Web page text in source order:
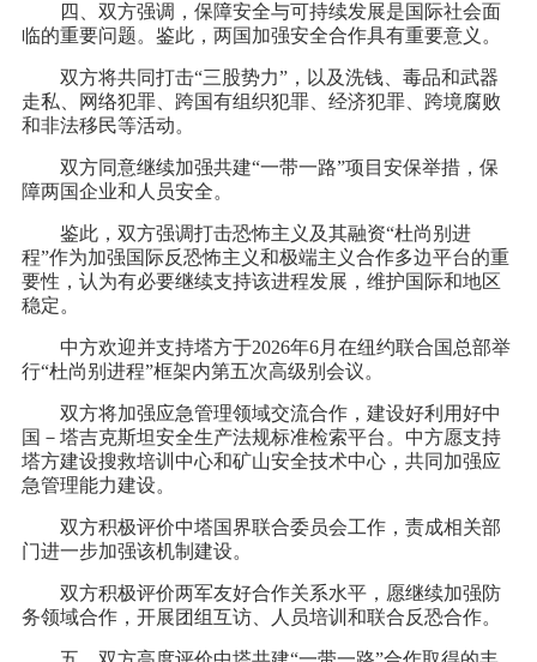
四、双方强调，保障安全与可持续发展是国际社会面
临的重要问题。鉴此，两国加强安全合作具有重要意义。
双方将共同打击“三股势力”，以及洗钱、毒品和武器
走私、网络犯罪、跨国有组织犯罪、经济犯罪、跨境腐败
和非法移民等活动。
双方同意继续加强共建“一带一路”项目安保举措，保
障两国企业和人员安全。
鉴此，双方强调打击恐怖主义及其融资“杜尚别进
程”作为加强国际反恐怖主义和极端主义合作多边平台的重
要性，认为有必要继续支持该进程发展，维护国际和地区
稳定。
中方欢迎并支持塔方于2026年6月在纽约联合国总部举
行“杜尚别进程”框架内第五次高级别会议。
双方将加强应急管理领域交流合作，建设好利用好中
国－塔吉克斯坦安全生产法规标准检索平台。中方愿支持
塔方建设搜救培训中心和矿山安全技术中心，共同加强应
急管理能力建设。
双方积极评价中塔国界联合委员会工作，责成相关部
门进一步加强该机制建设。
双方积极评价两军友好合作关系水平，愿继续加强防
务领域合作，开展团组互访、人员培训和联合反恐合作。